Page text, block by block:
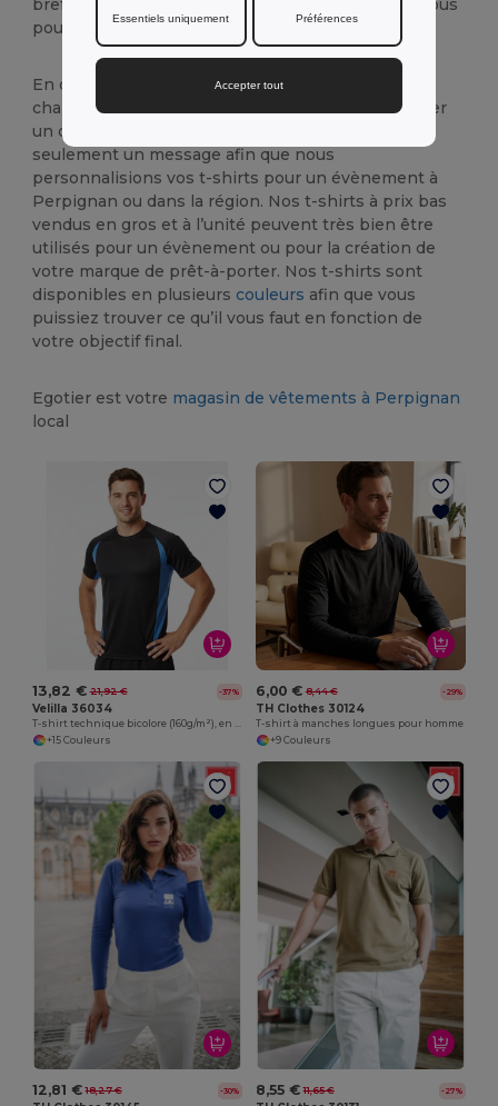
pouvez faire une demande de devis.
En ce qui concerne la personnalisation, tous les
champs sont possibles ! Vous pouvez nous envoyer
un dessin, un logo, une illustration, une image ou
seulement un message afin que nous
personnalisions vos t-shirts pour un évènement à
Perpignan ou dans la région. Nos t-shirts à prix bas
vendus en gros et à l’unité peuvent très bien être
utilisés pour un évènement ou pour la création de
votre marque de prêt-à-porter. Nos t-shirts sont
disponibles en plusieurs couleurs afin que vous
puissiez trouver ce qu’il vous faut en fonction de
votre objectif final.
Egotier est votre magasin de vêtements à Perpignan
local
13,82 € 21,92 € -37%
Velilla 36034
T-shirt technique bicolore (160g/m²), en polyester (100%)
+15 Couleurs
6,00 € 8,44 € -29%
TH Clothes 30124
T-shirt à manches longues pour homme
+9 Couleurs
12,81 € 18,27 € -30% 8,55 € 11,65 € -27%
Essentiels uniquement Préférences
Accepter tout